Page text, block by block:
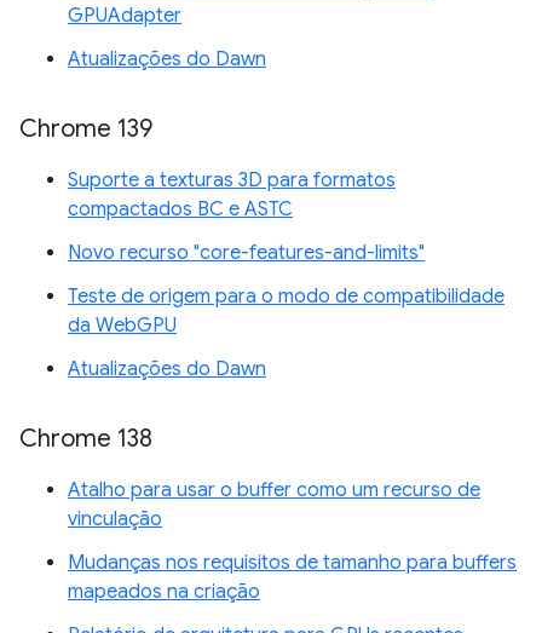
GPUAdapter
Atualizações do Dawn
Chrome 139
Suporte a texturas 3D para formatos
compactados BC e ASTC
Novo recurso "core-features-and-limits"
Teste de origem para o modo de compatibilidade
da WebGPU
Atualizações do Dawn
Chrome 138
Atalho para usar o buffer como um recurso de
vinculação
Mudanças nos requisitos de tamanho para buffers
mapeados na criação